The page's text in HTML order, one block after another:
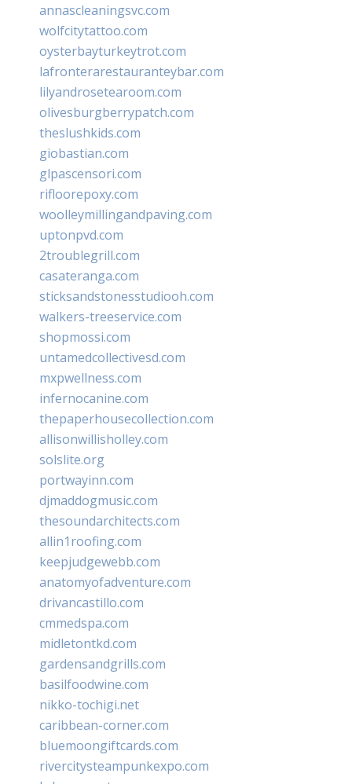
annascleaningsvc.com
wolfcitytattoo.com
oysterbayturkeytrot.com
lafronterarestauranteybar.com
lilyandrosetearoom.com
olivesburgberrypatch.com
theslushkids.com
giobastian.com
glpascensori.com
rifloorepoxy.com
woolleymillingandpaving.com
uptonpvd.com
2troublegrill.com
casateranga.com
sticksandstonesstudiooh.com
walkers-treeservice.com
shopmossi.com
untamedcollectivesd.com
mxpwellness.com
infernocanine.com
thepaperhousecollection.com
allisonwillisholley.com
solslite.org
portwayinn.com
djmaddogmusic.com
thesoundarchitects.com
allin1roofing.com
keepjudgewebb.com
anatomyofadventure.com
drivancastillo.com
cmmedspa.com
midletontkd.com
gardensandgrills.com
basilfoodwine.com
nikko-tochigi.net
caribbean-corner.com
bluemoongiftcards.com
rivercitysteampunkexpo.com